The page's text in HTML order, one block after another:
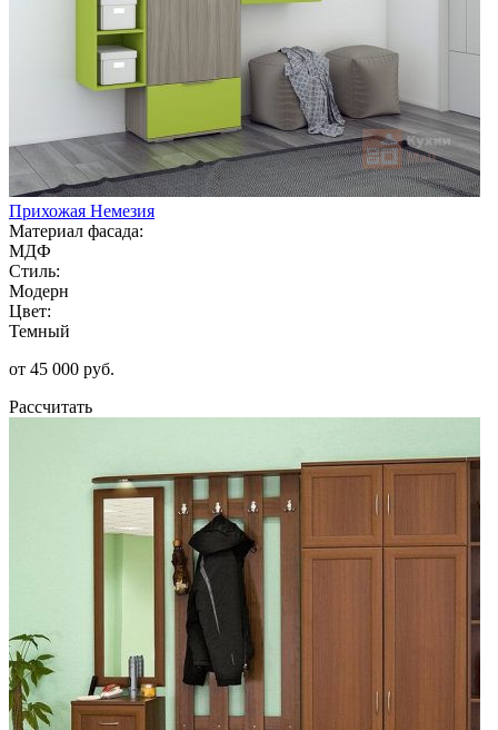
Прихожая Немезия
Материал фасада:
МДФ
Стиль:
Модерн
Цвет:
Темный
от 45 000 руб.
Рассчитать